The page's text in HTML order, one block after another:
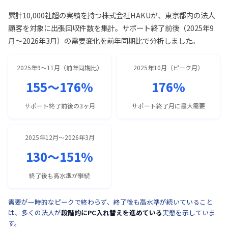
累計10,000社超の実績を持つ株式会社HAKUが、東京都内の法人
顧客を対象に出張回収件数を集計。サポート終了前後（2025年9
月〜2026年3月）の需要変化を前年同期比で分析しました。
2025年9〜11月（前年同期比）
155〜176%
サポート終了前後の3ヶ月
2025年10月（ピーク月）
176%
サポート終了月に最大需要
2025年12月〜2026年3月
130〜151%
終了後も高水準が継続
需要が一時的なピークで終わらず、終了後も高水準が続いていること
は、多くの法人が段階的にPC入れ替えを進めている実態を示していま
す。